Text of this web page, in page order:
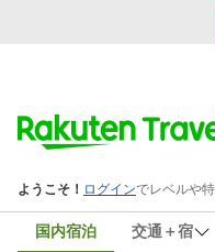
国内宿泊 交通＋宿